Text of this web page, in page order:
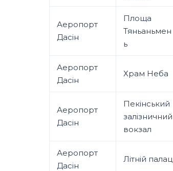
Аеропорт
Дасін
Площа
Тяньаньмен
ь
Аеропорт
Дасін
Храм Неба
Аеропорт
Дасін
Пекінський
залізничний
вокзал
Аеропорт
Дасін
Літній палац